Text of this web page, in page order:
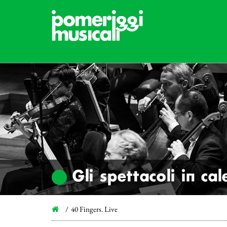
Gli spettacoli in
40 Fingers. Live